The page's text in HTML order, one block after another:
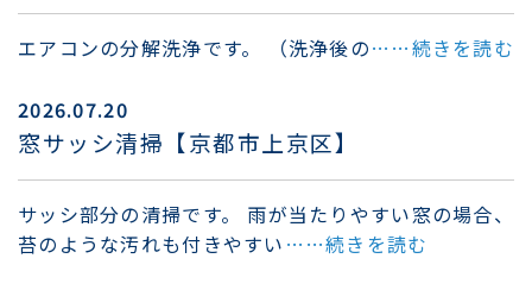
エアコンの分解洗浄です。 （洗浄後の……続きを読む
2026.07.20
窓サッシ清掃【京都市上京区】
サッシ部分の清掃です。 雨が当たりやすい窓の場合、
苔のような汚れも付きやすい ……続きを読む